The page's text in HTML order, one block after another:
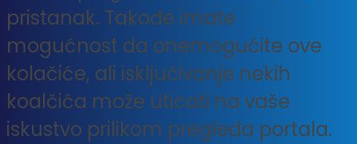
pristanak. Takođe imate
mogućnost da onemogućite ove
kolačiće, ali isključivanje nekih
koalčića može uticati na vaše
iskustvo prilikom pregleda portala.